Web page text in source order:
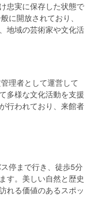
忠実に保存した状態で
に開放されており、
地域の芸術家や文化活
理者として運営して
多様な文化活動を支援
行われており、来館者
停まで行き、徒歩5分
す。美しい自然と歴史
れる価値のあるスポッ